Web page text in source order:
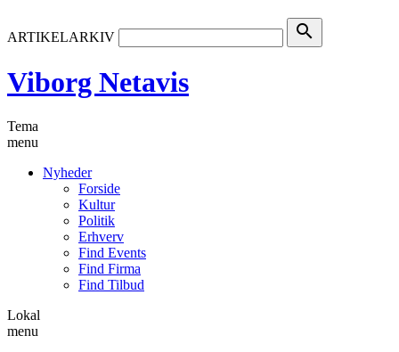
ARTIKELARKIV search
Viborg Netavis
Tema
menu
Nyheder
Forside
Kultur
Politik
Erhverv
Find Events
Find Firma
Find Tilbud
Lokal
menu